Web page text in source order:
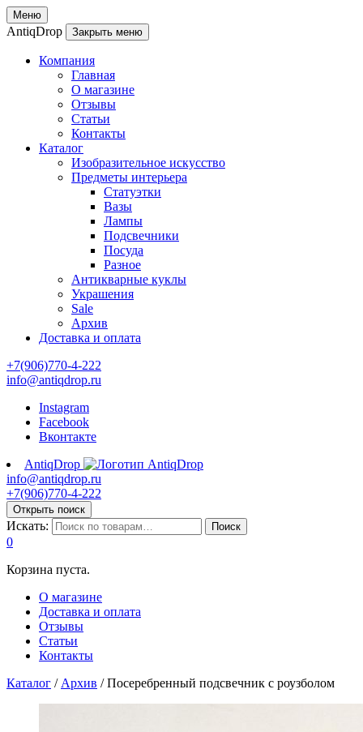
Меню
AntiqDrop Закрыть меню
Компания
Главная
О магазине
Отзывы
Статьи
Контакты
Каталог
Изобразительное искусство
Предметы интерьера
Статуэтки
Вазы
Лампы
Подсвечники
Посуда
Разное
Антикварные куклы
Украшения
Sale
Архив
Доставка и оплата
+7(906)770-4-222
info@antiqdrop.ru
Instagram
Facebook
Вконтакте
AntiqDrop
info@antiqdrop.ru
+7(906)770-4-222
Открыть поиск
Искать: Поиск
0
Корзина пуста.
О магазине
Доставка и оплата
Отзывы
Статьи
Контакты
Каталог / Архив /Посеребренный подсвечник с роузболом